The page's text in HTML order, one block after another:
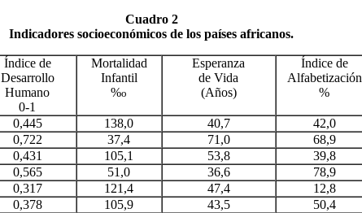
Cuadro 2
Indicadores socioeconómicos de los países africanos.
Índice de
Desarrollo
Humano
0-1
Mortalidad
Infantil
%o
Esperanza
de Vida
(Años)
Índice de
Alfabetización
%
0,445 138,0 40,7 42,0
0,722 37,4 71,0 68,9
0,431 105,1 53,8 39,8
0,565 51,0 36,6 78,9
0,317 121,4 47,4 12,8
0,378 105,9 43,5 50,4